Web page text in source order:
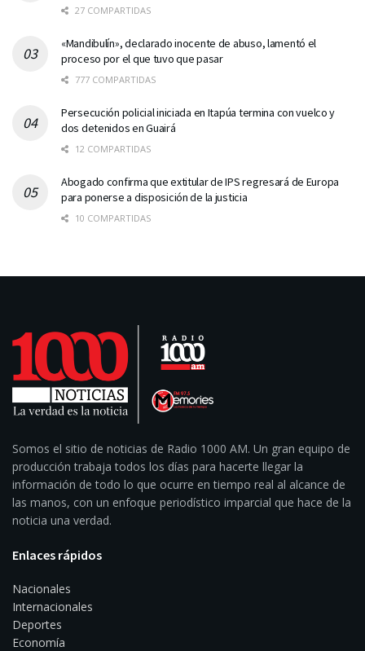
27 COMPARTIDAS
«Mandibulín», declarado inocente de abuso, lamentó el
proceso por el que tuvo que pasar
777 COMPARTIDAS
Persecución policial iniciada en Itapúa termina con vuelco y
dos detenidos en Guairá
12 COMPARTIDAS
Abogado confirma que extitular de IPS regresará de Europa
para ponerse a disposición de la justicia
10 COMPARTIDAS
Somos el sitio de noticias de Radio 1000 AM. Un gran equipo de
producción trabaja todos los días para hacerte llegar la
información de todo lo que ocurre en tiempo real al alcance de
las manos, con un enfoque periodístico imparcial que hace de la
noticia una verdad.
Enlaces rápidos
Nacionales
Internacionales
Deportes
Economía